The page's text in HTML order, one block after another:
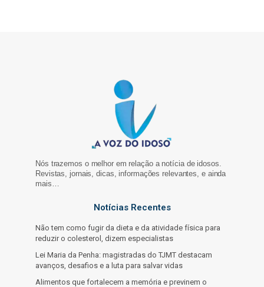
Nós trazemos o melhor em relação a notícia de idosos.
Revistas, jornais, dicas, informações relevantes, e ainda
mais…
Notícias Recentes
Não tem como fugir da dieta e da atividade física para
reduzir o colesterol, dizem especialistas
Lei Maria da Penha: magistradas do TJMT destacam
avanços, desafios e a luta para salvar vidas
Alimentos que fortalecem a memória e previnem o